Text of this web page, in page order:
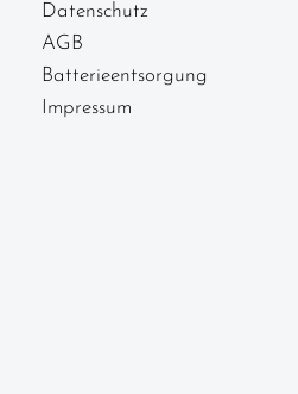
Datenschutz
AGB
Batterieentsorgung
Impressum